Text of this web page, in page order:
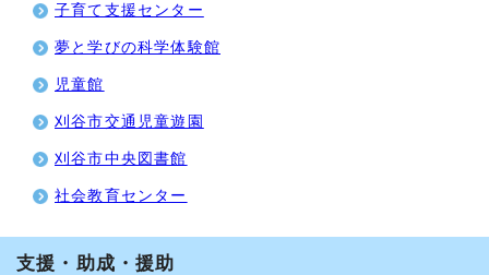
子育て支援センター
夢と学びの科学体験館
児童館
刈谷市交通児童遊園
刈谷市中央図書館
社会教育センター
支援・助成・援助